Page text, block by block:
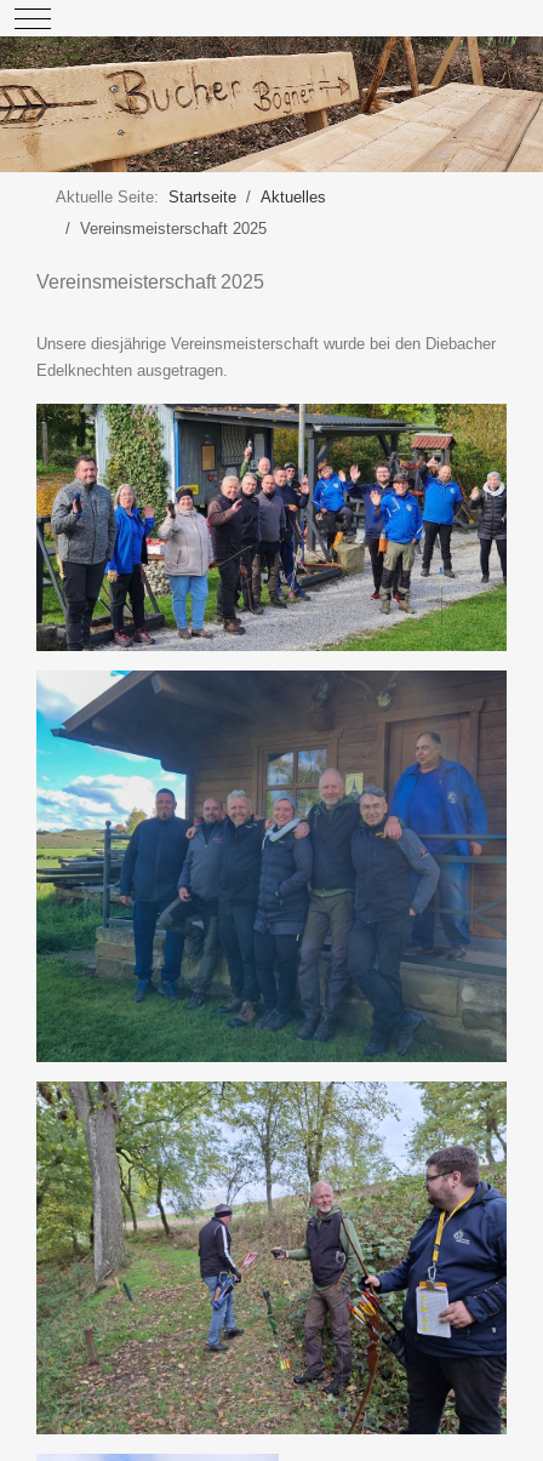
Mobile Menu Toggle
Aktuelle Seite: Startseite
Aktuelles
Vereinsmeisterschaft 2025
Vereinsmeisterschaft 2025
Unsere diesjährige Vereinsmeisterschaft wurde bei den Diebacher
Edelknechten ausgetragen.